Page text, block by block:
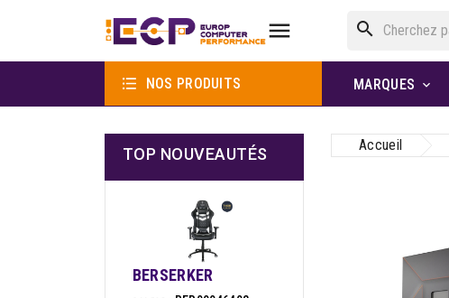
 search
 NOS PRODUITS MARQUES 
TOP NOUVEAUTÉS
BERSERKER
Accueil